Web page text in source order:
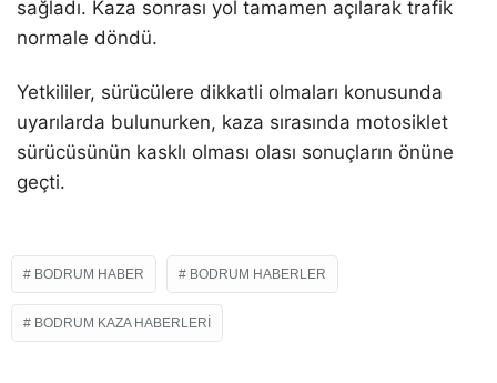
sağladı. Kaza sonrası yol tamamen açılarak trafik
normale döndü.
Yetkililer, sürücülere dikkatli olmaları konusunda
uyarılarda bulunurken, kaza sırasında motosiklet
sürücüsünün kasklı olması olası sonuçların önüne
geçti.
BODRUM HABER BODRUM HABERLER
BODRUM KAZA HABERLERI